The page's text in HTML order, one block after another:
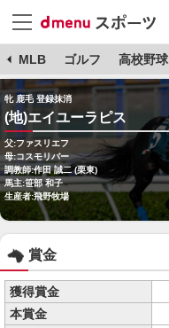
MLB ゴルフ 高校野球
牝 鹿毛 登録抹消
(地)エイユーラピス
父:ファスリエフ
母:コスモリバー
調教師:作田 誠二 (栗東)
馬主:笹部 和子
生産者:飛野牧場
賞金
獲得賞金
本賞金